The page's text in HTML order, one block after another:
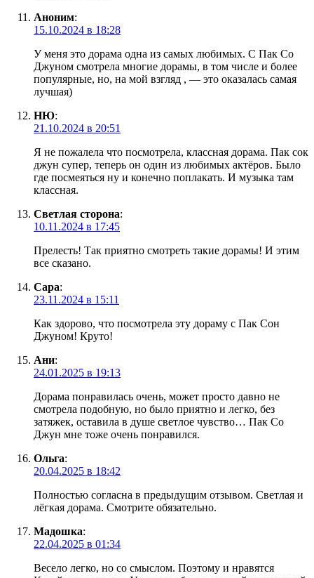
Аноним:
15.10.2024 в 18:28
У меня это дорама одна из самых любимых. С Пак Со
Джуном смотрела многие дорамы, в том числе и более
популярные, но, на мой взгляд , — это оказалась самая
лучшая)
НЮ:
21.10.2024 в 20:51
Я не пожалела что посмотрела, классная дорама. Пак сок
джун супер, теперь он один из любимых актёров. Было
где посмеяться ну и конечно поплакать. И музыка там
классная.
Светлая сторона:
10.11.2024 в 17:45
Прелесть! Так приятно смотреть такие дорамы! И этим
все сказано.
Сара:
23.11.2024 в 15:11
Как здорово, что посмотрела эту дораму с Пак Сон
Джуном! Круто!
Ани:
24.01.2025 в 19:13
Дорама понравилась очень, может просто давно не
смотрела подобную, но было приятно и легко, без
затяжек, оставила в душе светлое чувство… Пак Со
Джун мне тоже очень понравился.
Ольга:
20.04.2025 в 18:42
Полностью согласна в предыдущим отзывом. Светлая и
лёгкая дорама. Смотрите обязательно.
Мадошка:
22.04.2025 в 01:34
Весело легко, но со смыслом. Поэтому и нравятся